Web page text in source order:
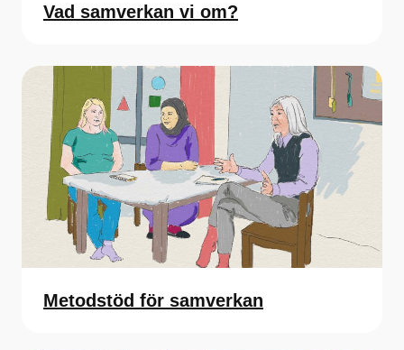
Vad samverkan vi om?
Metodstöd för samverkan